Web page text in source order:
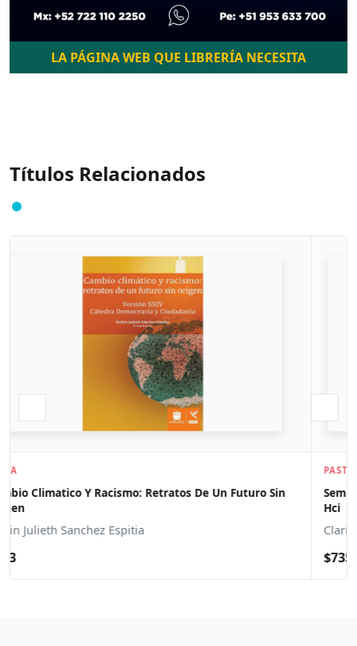
LA PÁGINA WEB QUE LIBRERÍA NECESITA
Títulos Relacionados
Semiotic Engineering Methods For Scientific Research In
Hci
Clarisse De Souza